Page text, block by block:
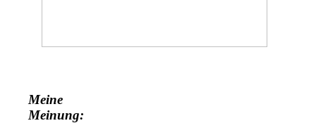
Meine
Meinung: